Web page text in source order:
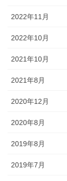
2022年11月
2022年10月
2021年10月
2021年8月
2020年12月
2020年8月
2019年8月
2019年7月